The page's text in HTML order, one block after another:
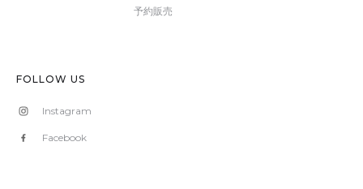
予約販売
FOLLOW US
Instagram
Facebook